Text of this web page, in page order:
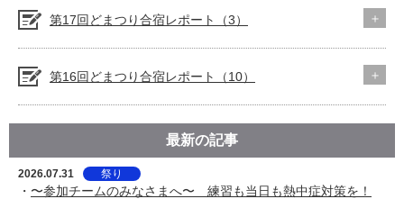
第17回どまつり合宿レポート（3）
第16回どまつり合宿レポート（10）
最新の記事
2026.07.31 祭り
・ 〜参加チームのみなさまへ〜 練習も当日も熱中症対策を！